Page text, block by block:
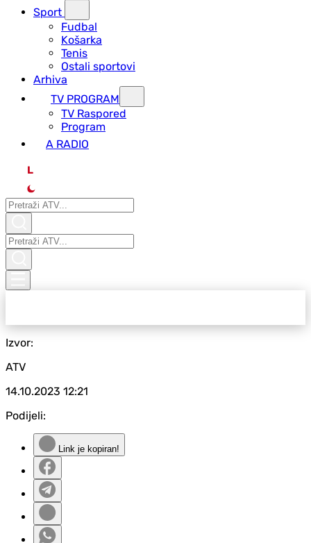
Sport
Fudbal
Košarka
Tenis
Ostali sportovi
Arhiva
TV PROGRAM
ТV Raspored
Program
A RADIO
L
Izvor:
ATV
14.10.2023 12:21
Podijeli:
Link je kopiran!